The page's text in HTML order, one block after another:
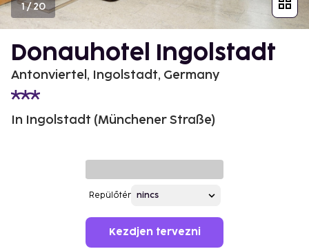
1/20
Donauhotel Ingolstadt
Antonviertel, Ingolstadt, Germany
In Ingolstadt (Münchener Straße)
Repülőtér
Kezdjen tervezni